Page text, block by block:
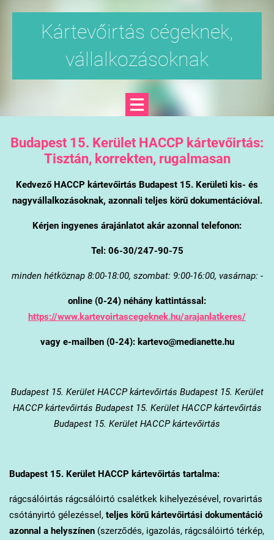
Kártevőirtás cégeknek,
vállalkozásoknak
Budapest 15. Kerület HACCP kártevőirtás:
Tisztán, korrekten, rugalmasan
Kedvező HACCP kártevőirtás Budapest 15. Kerületi kis- és
nagyvállalkozásoknak, azonnali teljes körű dokumentációval.
Kérjen ingyenes árajánlatot akár azonnal telefonon:
Tel: 06-30/247-90-75
minden hétköznap 8:00-18:00, szombat: 9:00-16:00, vasárnap: -
online (0-24) néhány kattintással:
https://www.kartevoirtascegeknek.hu/arajanlatkeres/
vagy e-mailben (0-24): kartevo@medianette.hu
Budapest 15. KerületHACCP kártevőirtás Budapest 15. Kerület
HACCP kártevőirtás Budapest 15. Kerület HACCP kártevőirtás
Budapest 15. Kerület HACCP kártevőirtás
Budapest 15. KerületHACCP kártevőirtás tartalma:
rágcsálóirtás rágcsálóirtó csalétkek kihelyezésével, rovarirtás
csótányirtó gélezéssel, teljes körű kártevőirtási dokumentáció
azonnal a helyszínen(szerződés, igazolás, rágcsálóirtó térkép,